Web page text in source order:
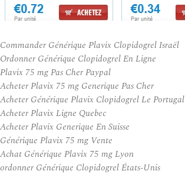
Commander Générique Plavix Clopidogrel Israël
Ordonner Générique Clopidogrel En Ligne
Plavix 75 mg Pas Cher Paypal
Acheter Plavix 75 mg Generique Pas Cher
Acheter Générique Plavix Clopidogrel Le Portugal
Acheter Plavix Ligne Quebec
Acheter Plavix Generique En Suisse
Générique Plavix 75 mg Vente
Achat Générique Plavix 75 mg Lyon
ordonner Générique Clopidogrel États-Unis